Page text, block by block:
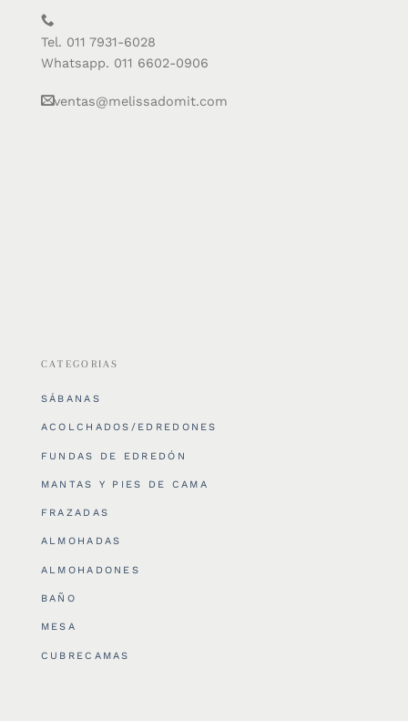
Tel. 011 7931-6028
Whatsapp. 011 6602-0906
ventas@melissadomit.com
CATEGORIAS
SÁBANAS
ACOLCHADOS/EDREDONES
FUNDAS DE EDREDÓN
MANTAS Y PIES DE CAMA
FRAZADAS
ALMOHADAS
ALMOHADONES
BAÑO
MESA
CUBRECAMAS